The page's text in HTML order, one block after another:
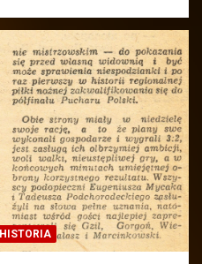
HISTORIA